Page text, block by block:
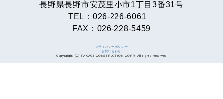
長野県長野市安茂里小市1丁目3番31号
TEL：026-226-6061
FAX：026-228-5459
プライバシーポリシー
お問い合わせ
Copyraight (C) TAKAGI CONSTRUCTION CORP. All rights reserved